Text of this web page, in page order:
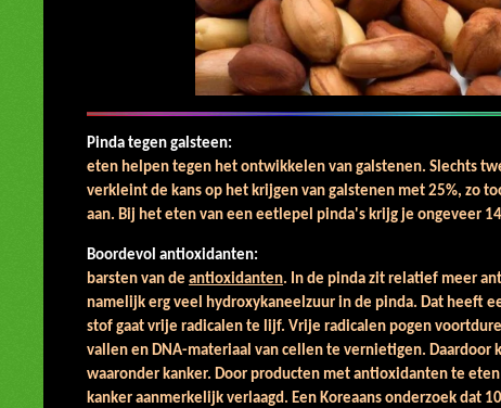
Pinda tegen galsteen:
eten helpen tegen het ontwikkelen van galstenen. Slechts
verkleint de kans op het krijgen van galstenen met 25%, zo
aan. Bij het eten van een eetlepel pinda's krijg je ongeveer
Boordevol antioxidanten:
barsten van deantioxidanten. In de pinda zit relatief meer
namelijk erg veel hydroxykaneelzuur in de pinda. Dat heeft
stof gaat vrije radicalen te lijf. Vrije radicalen pogen
vallen en DNA-materiaal van cellen te vernietigen. Daardoor
waaronder kanker. Door producten met antioxidanten te
kanker aanmerkelijk verlaagd. Een Koreaans onderzoek dat